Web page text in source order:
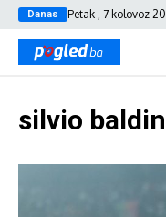
Danas Petak , 7 kolovoz
silvio